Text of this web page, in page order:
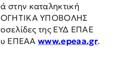
καταληκτική
ΥΠΟΒΟΛΗΣ
της ΕΥΔ ΕΠΑΕ
ΕΠΕΑΑwww.epeaa.gr.